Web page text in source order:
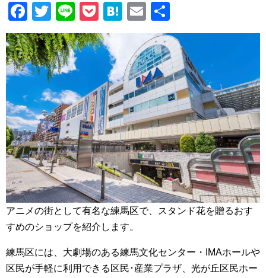
F
a
c
e
o
o
k
T
wi
tt
er
Li
n
e
P
o
ck
et
H
at
n
a
E
m
ail
有
アニメの街として有名な練馬区で、スタンド花を贈るおす
すめのショップを紹介します。
練馬区には、大劇場のある練馬文化センター・IMAホールや
区民が手軽に利用できる区民･産業プラザ、光が丘区民ホー